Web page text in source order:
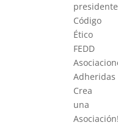
presidente
Código
Ético
FEDD
Adheridas
Crea
una